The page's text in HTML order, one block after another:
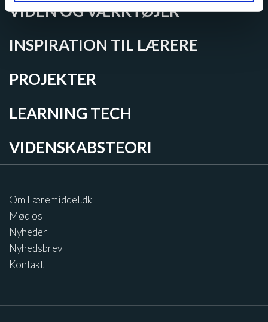
VIDEN OG VÆRKTØJER
INSPIRATION TIL LÆRERE
PROJEKTER
LEARNING TECH
VIDENSKABSTEORI
Om Læremiddel.dk
Mød os
Nyheder
Nyhedsbrev
Kontakt